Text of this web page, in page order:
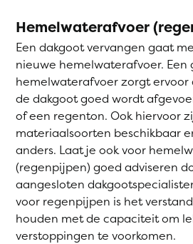
Hemelwaterafvoer
Een dakgoot vervangen gaat
nieuwe hemelwaterafvoer. Een
hemelwaterafvoer zorgt
de dakgoot goed wordt
of een regenton. Ook hiervoor
materiaalsoorten beschikbaar
anders. Laat je ook voor
(regenpijpen) goed adviseren
aangesloten
voor regenpijpen is het
houden met de capaciteit om
verstoppingen te voorkomen.